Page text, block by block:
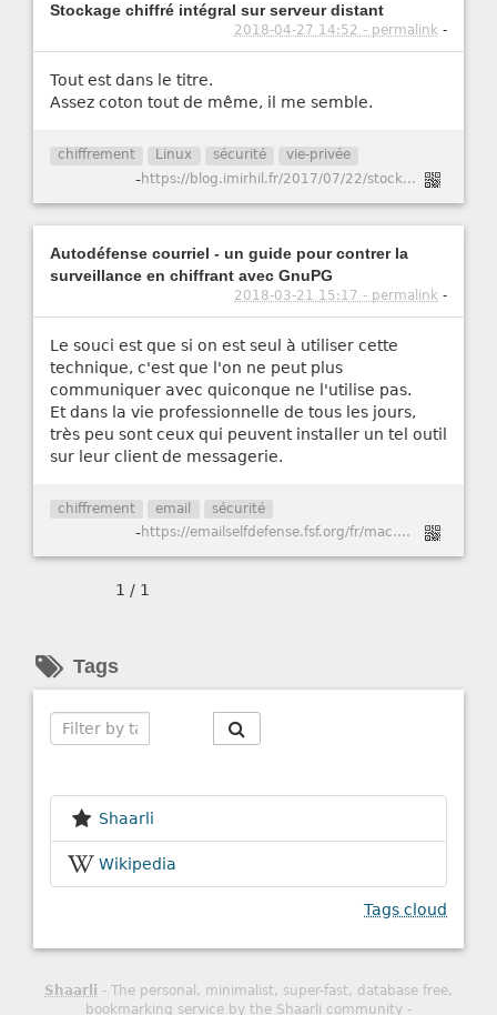
Stockage chiffré intégral sur serveur distant
2018-04-27 14:52 - permalink -
Tout est dans le titre.
Assez coton tout de même, il me semble.
chiffrement Linux sécurité vie-privée
- https://blog.imirhil.fr/2017/07/22/stockage-chiffre-serveur.html
Autodéfense courriel - un guide pour contrer la
surveillance en chiffrant avec GnuPG
2018-03-21 15:17 - permalink -
Le souci est que si on est seul à utiliser cette
technique, c'est que l'on ne peut plus
communiquer avec quiconque ne l'utilise pas.
Et dans la vie professionnelle de tous les jours,
très peu sont ceux qui peuvent installer un tel outil
sur leur client de messagerie.
chiffrement email sécurité
- https://emailselfdefense.fsf.org/fr/mac.html
1 / 1
Tags
Shaarli
Wikipedia
Tags cloud
Shaarli - The personal, minimalist, super-fast, database free,
bookmarking service by the Shaarli community -